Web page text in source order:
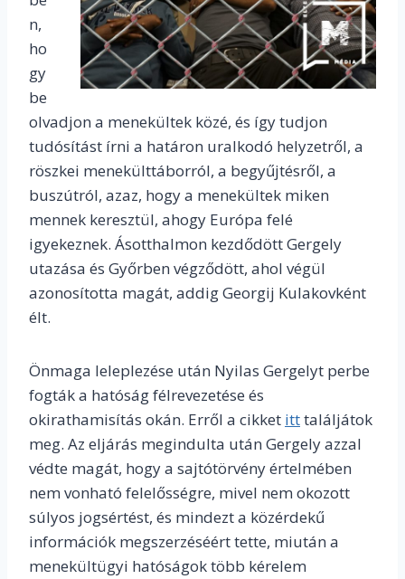
n,
ho
gy
be
olvadjon a menekültek közé, és így tudjon
tudósítást írni a határon uralkodó helyzetről, a
röszkei menekülttáborról, a begyűjtésről, a
buszútról, azaz, hogy a menekültek miken
mennek keresztül, ahogy Európa felé
igyekeznek. Ásotthalmon kezdődött Gergely
utazása és Győrben végződött, ahol végül
azonosította magát, addig Georgij Kulakovként
élt.
Önmaga leleplezése után Nyilas Gergelyt perbe
fogták a hatóság félrevezetése és
okirathamisítás okán. Erről a cikket itttaláljátok
meg. Az eljárás megindulta után Gergely azzal
védte magát, hogy a sajtótörvény értelmében
nem vonható felelősségre, mivel nem okozott
súlyos jogsértést, és mindezt a közérdekű
információk megszerzéséért tette, miután a
menekültügyi hatóságok több kérelem